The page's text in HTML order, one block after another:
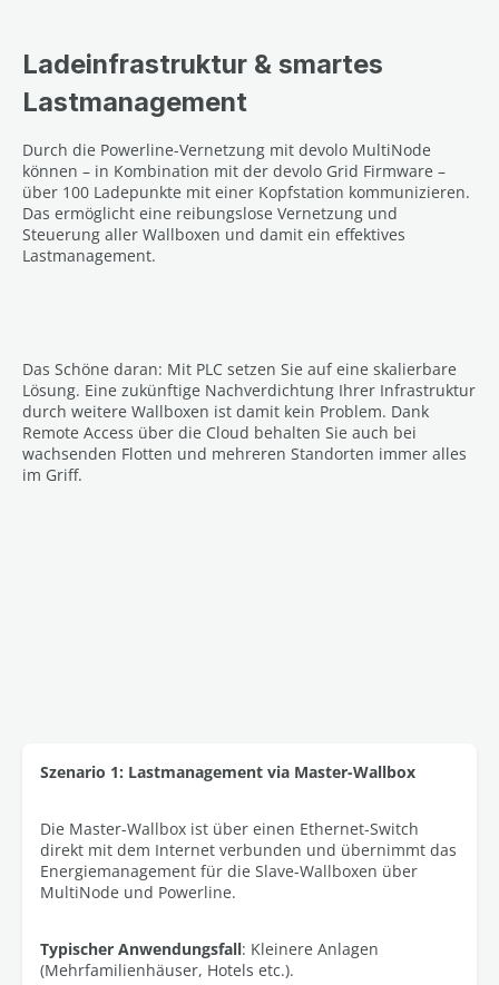
Ladeinfrastruktur & smartes
Lastmanagement
Durch die Powerline-Vernetzung mit devolo MultiNode
können – in Kombination mit der devolo Grid Firmware –
über 100 Ladepunkte mit einer Kopfstation kommunizieren.
Das ermöglicht eine reibungslose Vernetzung und
Steuerung aller Wallboxen und damit ein effektives
Lastmanagement.
Das Schöne daran: Mit PLC setzen Sie auf eine skalierbare
Lösung. Eine zukünftige Nachverdichtung Ihrer Infrastruktur
durch weitere Wallboxen ist damit kein Problem. Dank
Remote Access über die Cloud behalten Sie auch bei
wachsenden Flotten und mehreren Standorten immer alles
im Griff.
Szenario 1: Lastmanagement via Master-Wallbox
Die Master-Wallbox ist über einen Ethernet-Switch
direkt mit dem Internet verbunden und übernimmt das
Energiemanagement für die Slave-Wallboxen über
MultiNode und Powerline.
Typischer Anwendungsfall: Kleinere Anlagen
(Mehrfamilienhäuser, Hotels etc.).